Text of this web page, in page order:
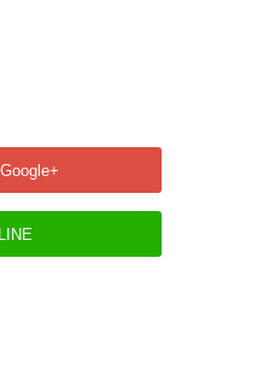
Google+
LINE